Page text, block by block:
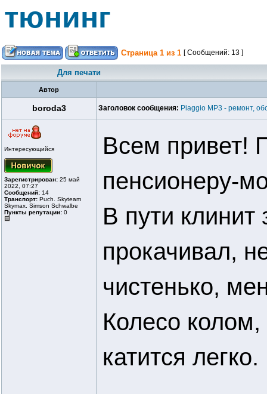
тюнинг
Страница 1 из 1 [ Сообщений: 13 ]
Для печати
Автор
boroda3 Заголовок сообщения: Piaggio MP3 - ремонт,
Интересующийся
Зарегистрирован: 25 май
2022, 07:27
Сообщений: 14
Транспорт: Puch. Skyteam
Skymax. Simson Schwalbe
Пункты репутации: 0
Всем привет!
пенсионеру-
В пути клинит
прокачивал,
чистенько,
Колесо
катится легко.